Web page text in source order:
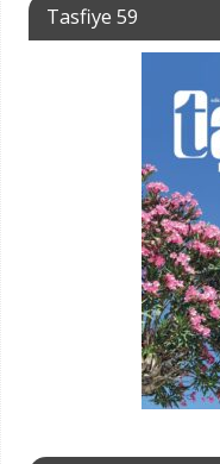
Tasfiye 59